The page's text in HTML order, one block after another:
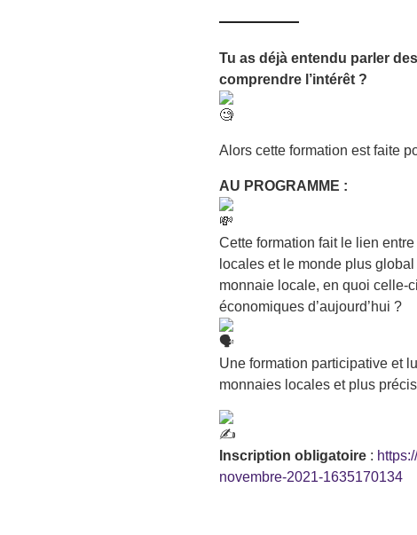
Tu as déjà entendu parler
comprendre l’intérêt ?
Alors cette formation est faite
AU PROGRAMME :
Cette formation fait le lien
locales et le monde plus
monnaie locale, en quoi celle-
économiques d’aujourd’hui ?
Une formation participative et
monnaies locales et plus
Inscription obligatoire :
novembre-2021-1635170134